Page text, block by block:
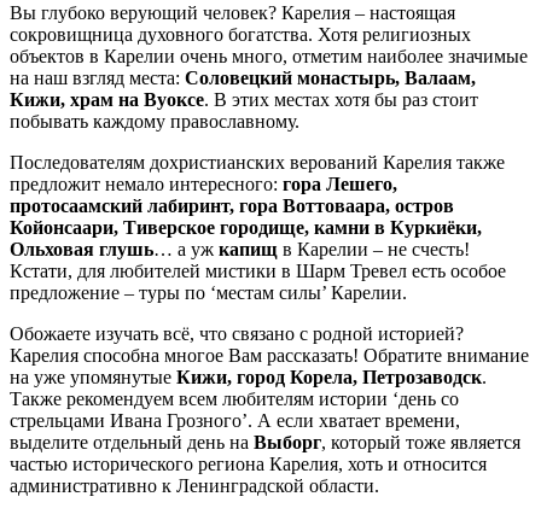
Вы глубоко верующий человек? Карелия – настоящая
сокровищница духовного богатства. Хотя религиозных
объектов в Карелии очень много, отметим наиболее значимые
на наш взгляд места: Соловецкий монастырь, Валаам,
Кижи, храм на Вуоксе. В этих местах хотя бы раз стоит
побывать каждому православному.
Последователям дохристианских верований Карелия также
предложит немало интересного: гора Лешего,
протосаамский лабиринт, гора Воттоваара, остров
Койонсаари, Тиверское городище, камни в Куркиёки,
Ольховая глушь… а уж капищ в Карелии – не счесть!
Кстати, для любителей мистики в Шарм Тревел есть особое
предложение – туры по ‘местам силы’ Карелии.
Обожаете изучать всё, что связано с родной историей?
Карелия способна многое Вам рассказать! Обратите внимание
на уже упомянутые Кижи, город Корела, Петрозаводск.
Также рекомендуем всем любителям истории ‘день со
стрельцами Ивана Грозного’. А если хватает времени,
выделите отдельный день на Выборг, который тоже является
частью исторического региона Карелия, хоть и относится
административно к Ленинградской области.